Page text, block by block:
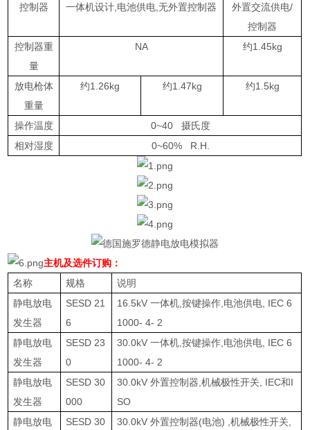
控制器 一体机设计 电池供电 ,无外置控制器 外置交流供电/
控制器
控制器重
量
NA 约1.45kg
放电枪体
重量
约1.26kg 约1.47kg 约1.5kg
操作温度 0~40 摄氏度
相对湿度
0~60% R.H.
主机及选件订购：
名称
规格
说明
静电放电
发生器
SESD 21
6
16.5kV一体机 ,按键操作 电池供电 , IEC 6
1000- 4- 2
静电放电
发生器
SESD 23
0
30.0kV一体机 ,按键操作 电池供电 , IEC 6
1000- 4- 2
静电放电
发生器
SESD 30
000
30.0kV外置控制器 ,机械极性开关 , IEC和I
SO
静电放电
SESD 30 30.0kV外置控制器(电池) ,机械极性开关